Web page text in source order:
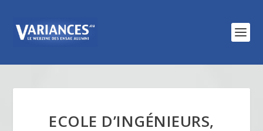
ECOLE D’INGÉNIEURS,